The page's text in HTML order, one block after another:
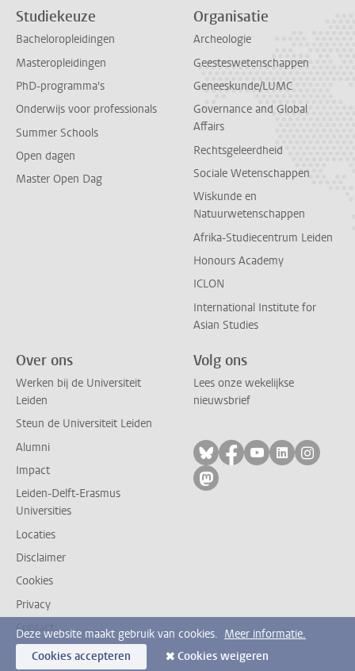
Studiekeuze
Bacheloropleidingen
Masteropleidingen
PhD-programma's
Onderwijs voor professionals
Summer Schools
Open dagen
Master Open Dag
Organisatie
Archeologie
Geesteswetenschappen
Geneeskunde/LUMC
Governance and Global
Affairs
Rechtsgeleerdheid
Sociale Wetenschappen
Wiskunde en
Natuurwetenschappen
Afrika-Studiecentrum Leiden
Honours Academy
ICLON
International Institute for
Asian Studies
Over ons
Werken bij de Universiteit
Leiden
Steun de Universiteit Leiden
Alumni
Impact
Leiden-Delft-Erasmus
Universities
Locaties
Disclaimer
Cookies
Privacy
Contact
Volg ons
Lees onze wekelijkse
nieuwsbrief
Volg ons op bluesky
Volg ons op
Volg ons op
Volg ons
Volg
Volg ons op mastodon
Deze website maakt gebruik van cookies. Meer informatie.
Cookies accepteren
Cookies weigeren